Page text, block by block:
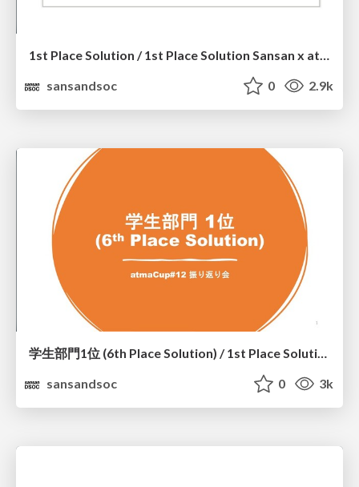
1st Place Solution / 1st Place Solution Sansan x atmaCup #12
sansandsoc
0 2.9k
学生部門1位 (6th Place Solution) / 1st Place Solution in The Student Category (6th Place Solution)
sansandsoc
0 3k